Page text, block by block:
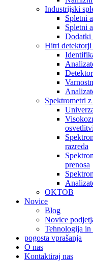
Industrijski
Spletni
Spletni
Dodatki
Hitri detektorji
Spektrometri
razreda
prenosa
OKTOB
Novice
Blog
Novice
Tehnologija in
pogosta vprašanja
O nas
Kontaktiraj nas